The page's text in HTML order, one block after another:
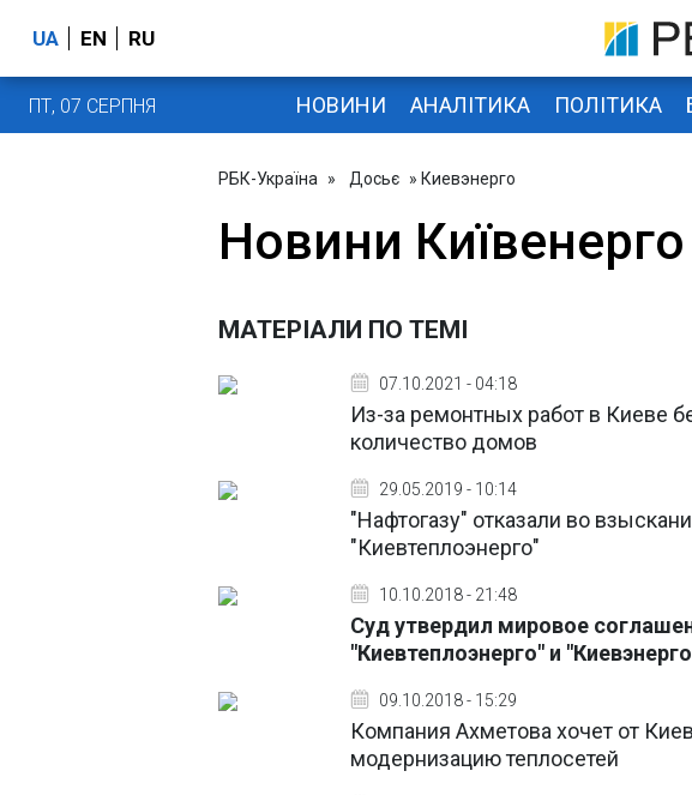
UA EN RU
ПТ, 07 СЕРПНЯ НОВИНИ АНАЛІТИКА ПОЛІТИКА
РБК-Україна » Досьє » Киевэнерго
Новини Київенерго
МАТЕРІАЛИ ПО ТЕМІ
07.10.2021 - 04:18
Из-за ремонтных работ в Киеве
количество домов
29.05.2019 - 10:14
"Нафтогазу" отказали во
"Киевтеплоэнерго"
10.10.2018 - 21:48
Суд утвердил мировое
"Киевтеплоэнерго" и
09.10.2018 - 15:29
Компания Ахметова хочет от
модернизацию теплосетей